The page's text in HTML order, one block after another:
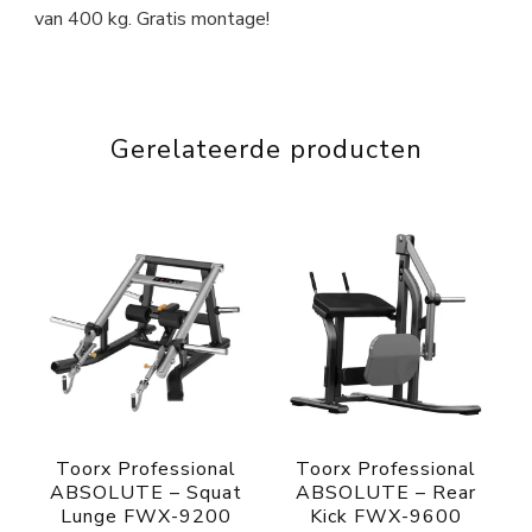
van 400 kg. Gratis montage!
Gerelateerde producten
Toorx Professional
ABSOLUTE – Squat
Lunge FWX-9200
Toorx Professional
ABSOLUTE – Rear
Kick FWX-9600